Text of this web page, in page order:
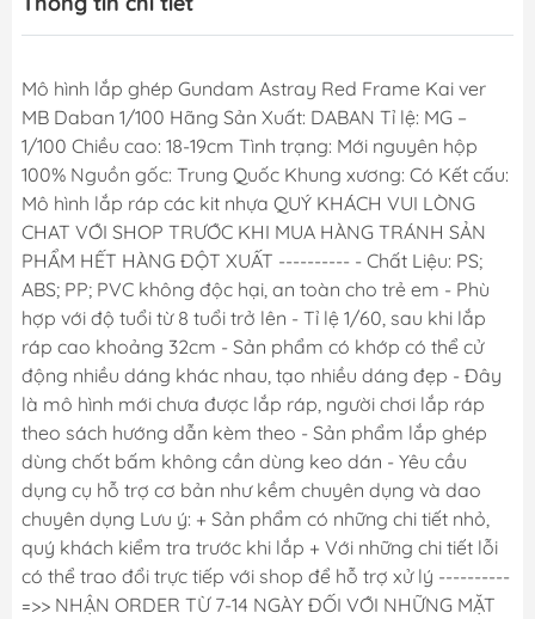
Mô hình lắp ghép Gundam Astray Red Frame Kai ver
MB Daban 1/100 Hãng Sản Xuất: DABAN Tỉ lệ: MG –
1/100 Chiều cao: 18-19cm Tình trạng: Mới nguyên hộp
100% Nguồn gốc: Trung Quốc Khung xương: Có Kết cấu:
Mô hình lắp ráp các kit nhựa QUÝ KHÁCH VUI LÒNG
CHAT VỚI SHOP TRƯỚC KHI MUA HÀNG TRÁNH SẢN
PHẨM HẾT HÀNG ĐỘT XUẤT ---------- - Chất Liệu: PS;
ABS; PP; PVC không độc hại, an toàn cho trẻ em - Phù
hợp với độ tuổi từ 8 tuổi trở lên - Tỉ lệ 1/60, sau khi lắp
ráp cao khoảng 32cm - Sản phẩm có khớp có thể cử
động nhiều dáng khác nhau, tạo nhiều dáng đẹp - Đây
là mô hình mới chưa được lắp ráp, người chơi lắp ráp
theo sách hướng dẫn kèm theo - Sản phẩm lắp ghép
dùng chốt bấm không cần dùng keo dán - Yêu cầu
dụng cụ hỗ trợ cơ bản như kềm chuyên dụng và dao
chuyên dụng Lưu ý: + Sản phẩm có những chi tiết nhỏ,
quý khách kiểm tra trước khi lắp + Với những chi tiết lỗi
có thể trao đổi trực tiếp với shop để hỗ trợ xử lý ----------
=>> NHẬN ORDER TỪ 7-14 NGÀY ĐỐI VỚI NHỮNG MẶT